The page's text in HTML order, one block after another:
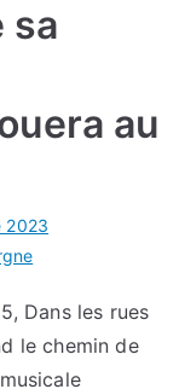
sa
au
2023
Dans les rues
le chemin de